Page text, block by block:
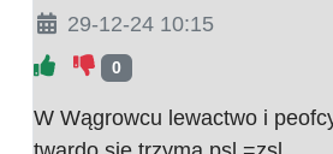
29-12-24 10:15
0
W Wągrowcu lewactwo i